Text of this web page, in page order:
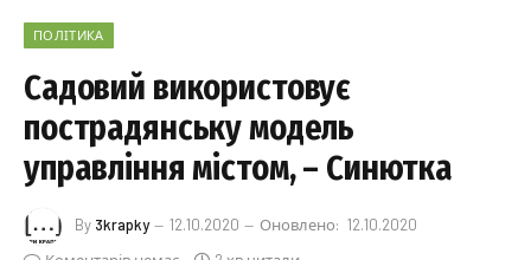
ПОЛІТИКА
Садовий використовує
пострадянську модель
управління містом, – Синютка
By 3krapky 12.10.2020 Оновлено: 12.10.2020